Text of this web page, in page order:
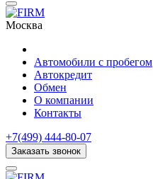
Москва
Автомобили с пробегом
Автокредит
Обмен
О компании
Контакты
+7(499) 444-80-07
Заказать звонок